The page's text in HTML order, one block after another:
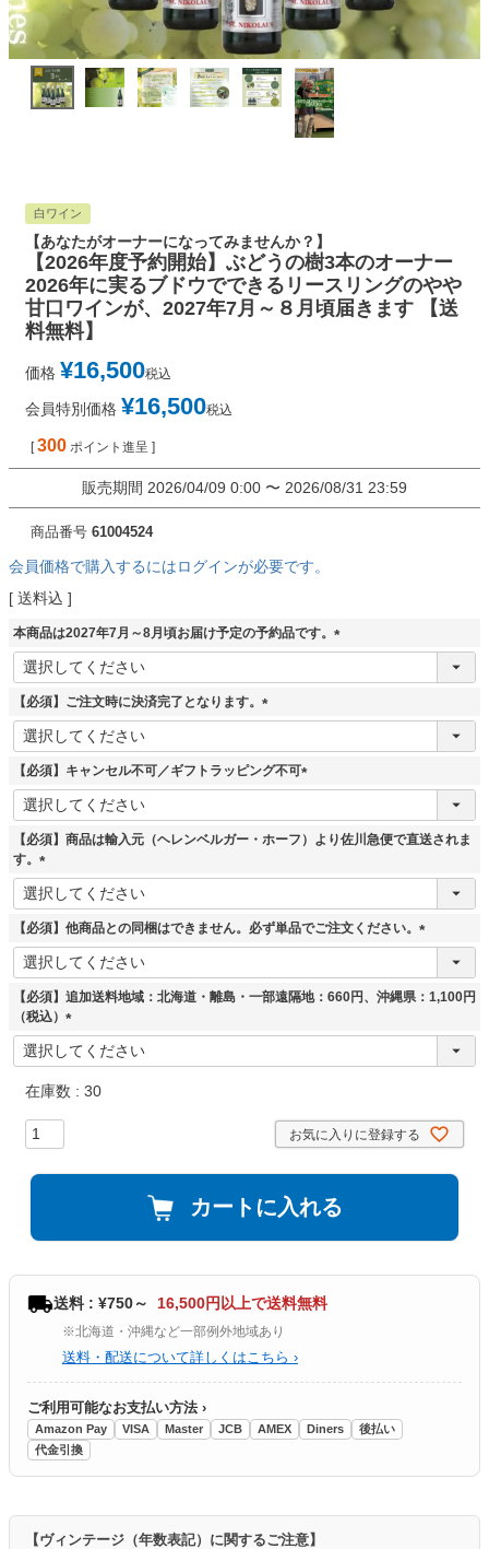
白ワイン
【あなたがオーナーになってみませんか？】
【2026年度予約開始】ぶどうの樹3本のオーナー
2026年に実るブドウでできるリースリングのやや
甘口ワインが、2027年7月～８月頃届きます 【送
料無料】
価格 ¥16,500税込
会員特別価格 ¥16,500税込
[ 300 ポイント進呈 ]
販売期間 2026/04/09 0:00 〜 2026/08/31 23:59
商品番号 61004524
会員価格で購入するにはログインが必要です。
送料込
本商品は2027年7月～8月頃お届け予定の予約品です。
(
【必須】ご注文時に決済完了となります。
(
須
【必須】キャンセル不可／ギフトラッピング不可
(
須
【必須】商品は輸入元（ヘレンベルガー・ホーフ）より佐川急便で直送されま
す。
(
必
須
【必須】他商品との同梱はできません。必ず単品でご注文ください。
(
須
【必須】追加送料地域：北海道・離島・一部遠隔地：660円、沖縄県：1,100円
（税込）
(
必
)
在庫数 30
お気に入りに登録する
カートに入れる
送料 : ¥750～ 16,500円以上で送料無料
※北海道・沖縄など一部例外地域あり
送料・配送について詳しくはこちら ›
ご利用可能なお支払い方法 ›
Amazon Pay VISA Master JCB AMEX Diners
後払い
代金引換
【ヴィンテージ（年数表記）に関するご注意】